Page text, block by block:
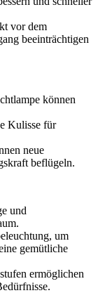
vor dem
beeinträchtigen
können
Kulisse für
neue
beflügeln.
und
um
gemütliche
ermöglichen